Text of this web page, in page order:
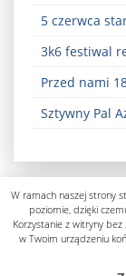
5 czerwca
3k6 festiwal
Przed nami
Sztywny Pal
Polityka prywatności
W ramach naszej strony
poziomie, dzięki
Korzystanie z witryny
w Twoim urządzeniu